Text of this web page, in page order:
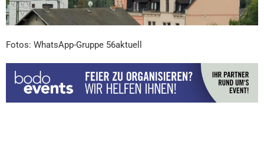
Fotos: WhatsApp-Gruppe 56aktuell